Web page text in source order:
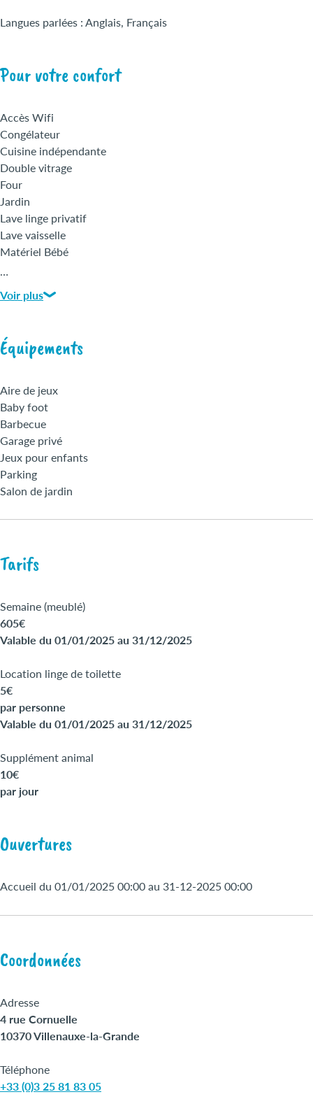
Langues parlées : Anglais, Français
Pour votre confort
Accès Wifi
Congélateur
Cuisine indépendante
Double vitrage
Four
Jardin
Lave linge privatif
Lave vaisselle
Matériel Bébé
Salle de bains
Sèche linge privatif
Terrasse privative
Animaux gratuits
Voir plus
Équipements
Aire de jeux
Baby foot
Barbecue
Garage privé
Jeux pour enfants
Parking
Salon de jardin
Tarifs
Semaine (meublé)
605€
Valable du 01/01/2025 au 31/12/2025
Location linge de toilette
5€
par personne
Valable du 01/01/2025 au 31/12/2025
Supplément animal
10€
par jour
Ouvertures
Accueil du 01/01/2025 00:00 au 31-12-2025 00:00
Coordonnées
Adresse
4 rue Cornuelle
10370 Villenauxe-la-Grande
Téléphone
+33 (0)3 25 81 83 05